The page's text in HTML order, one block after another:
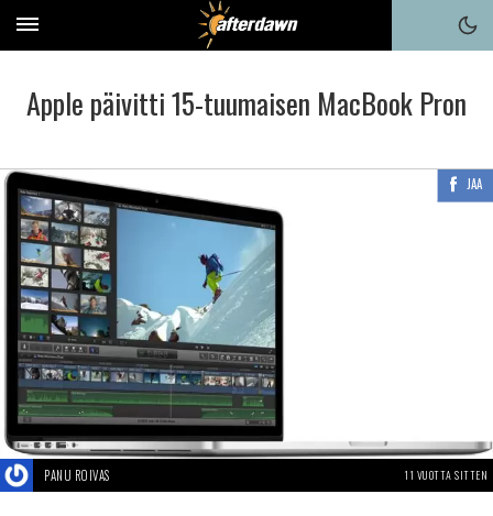
Apple päivitti 15-tuumaisen MacBook Pron
JAA
PANU ROIVAS 11 VUOTTA SITTEN